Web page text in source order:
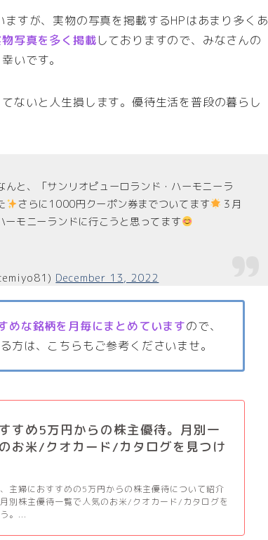
すが、実物の写真を掲載するHPはあまり多くあ
写真を多く掲載しておりますので、みなさんの
いです。
ないと人生損します。優待生活を普段の暮らし
んと、「サンリオピューロランド・ハーモニーラ
さらに1000円クーポン券までついてます
３月
ーモニーランドに行こうと思ってます
December 13, 2022
めな銘柄を月毎にまとめていますので、
方は、こちらもご参考くださいませ。
すめ5万円からの株主優待。月別一
お米/クオカード/カタログを見つけ
主婦におすすめの5万円からの株主優待について紹介
別株主優待一覧で人気のお米/クオカード/カタログを
。...